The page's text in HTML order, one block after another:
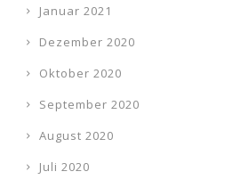
Januar 2021
Dezember 2020
Oktober 2020
September 2020
August 2020
Juli 2020